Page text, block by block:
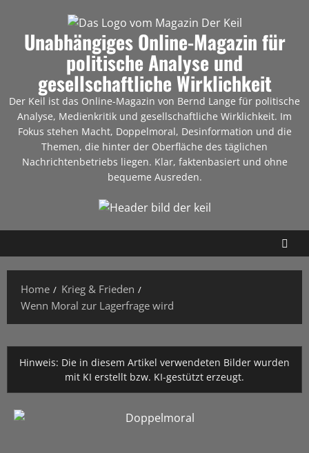
Unabhängiges Online-Magazin für
politische Analyse und
gesellschaftliche Wirklichkeit
Der Keil ist das Online-Magazin von Bernd Lange für politische
Analyse, Medienkritik und gesellschaftliche Wirklichkeit. Im
Fokus stehen Macht, Doppelmoral, Desinformation und die
Themen, die hinter der Oberfläche des täglichen
Nachrichtenbetriebs liegen. Klar, faktenbasiert und ohne
bequeme Ausreden.
Home
Krieg & Frieden
Wenn Moral zur Lagerfrage wird
Hinweis: Die in diesem Artikel verwendeten Bilder wurden
mit KI erstellt bzw. KI-gestützt erzeugt.